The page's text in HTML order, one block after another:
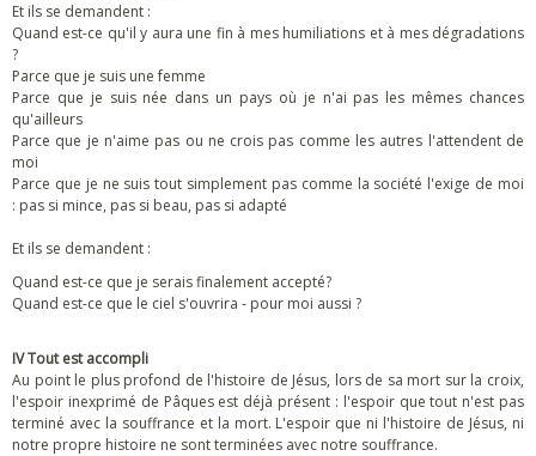
Et ils se demandent :
Quand est-ce qu'il y aura une fin à mes humiliations et à mes dégradations
?
Parce que je suis une femme
Parce que je suis née dans un pays où je n'ai pas les mêmes chances
qu'ailleurs
Parce que je n'aime pas ou ne crois pas comme les autres l'attendent de
moi
Parce que je ne suis tout simplement pas comme la société l'exige de moi
: pas si mince, pas si beau, pas si adapté
Et ils se demandent :
Quand est-ce que je serais finalement accepté?
Quand est-ce que le ciel s'ouvrira - pour moi aussi ?
IV Tout est accompli
Au point le plus profond de l'histoire de Jésus, lors de sa mort sur la croix,
l'espoir inexprimé de Pâques est déjà présent : l'espoir que tout n'est pas
terminé avec la souffrance et la mort. L'espoir que ni l'histoire de Jésus, ni
notre propre histoire ne sont terminées avec notre souffrance.